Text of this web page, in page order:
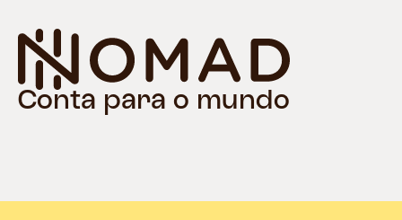
Conta para o mundo